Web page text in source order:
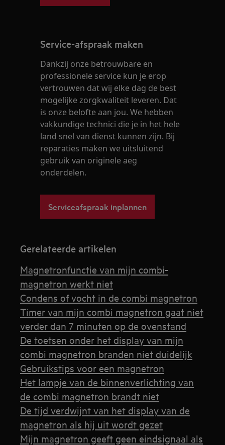
Service-afspraak maken
Dankzij onze betrouwbare en
professionele service kun je erop
vertrouwen dat wij elke dag de best
mogelijke zorgkwaliteit leveren. Dat
is onze belofte aan jou. We hebben
vakkundige technici die je in het hele
land snel van dienst kunnen zijn. Bij
reparaties maken we uitsluitend
gebruik van originele aeg
onderdelen.
Serviceafspraak inplannen
Gerelateerde artikelen
Magnetronfunctie van mijn combi-
magnetron werkt niet
Condens of vocht in de combi magnetron
Timer van mijn combi magnetron gaat niet
verder dan 7 minuten op de ovenstand
De toetsen onder het display van mijn
combi magnetron branden niet duidelijk
Gebruikstips voor een magnetron
Het lampje van de binnenverlichting van
de combi magnetron brandt niet
De tijd verdwijnt van het display van de
magnetron als hij uit wordt gezet
Mijn magnetron geeft geen eindsignaal als